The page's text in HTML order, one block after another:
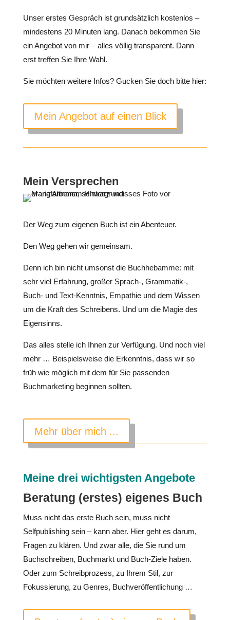
Unser erstes Gespräch ist grundsätzlich kostenlos –
mindestens 20 Minuten lang. Danach bekommen Sie
ein Angebot von mir – alles völlig transparent. Dann
erst treffen Sie Ihre Wahl.
Sie möchten weitere Infos? Gucken Sie doch bitte hier:
Mein Angebot auf einen Blick
Mein Versprechen
Der Weg zum eigenen Buch ist ein Abenteuer.
Den Weg gehen wir gemeinsam.
Denn ich bin nicht umsonst die Buchhebamme: mit
sehr viel Erfahrung, großer Sprach-, Grammatik-,
Buch- und Text-Kenntnis, Empathie und dem Wissen
um die Kraft des Schreibens. Und um die Magie des
Eigensinns.
Das alles stelle ich Ihnen zur Verfügung. Und noch viel
mehr … Beispielsweise die Erkenntnis, dass wir so
früh wie möglich mit dem für Sie passenden
Buchmarketing beginnen sollten.
Mehr über mich ...
Meine drei wichtigsten Angebote
Beratung (erstes) eigenes Buch
Muss nicht das erste Buch sein, muss nicht
Selfpublishing sein – kann aber. Hier geht es darum,
Fragen zu klären. Und zwar alle, die Sie rund um
Buchschreiben, Buchmarkt und Buch-Ziele haben.
Oder zum Schreibprozess, zu Ihrem Stil, zur
Fokussierung, zu Genres, Buchveröffentlichung …